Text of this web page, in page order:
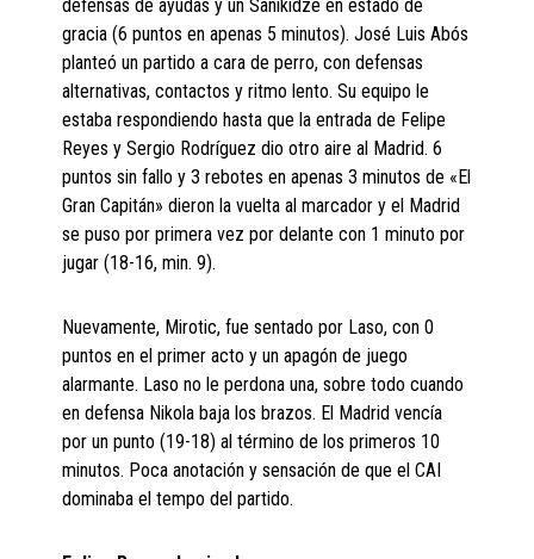
defensas de ayudas y un Sanikidze en estado de
gracia (6 puntos en apenas 5 minutos). José Luis Abós
planteó un partido a cara de perro, con defensas
alternativas, contactos y ritmo lento. Su equipo le
estaba respondiendo hasta que la entrada de Felipe
Reyes y Sergio Rodríguez dio otro aire al Madrid. 6
puntos sin fallo y 3 rebotes en apenas 3 minutos de «El
Gran Capitán» dieron la vuelta al marcador y el Madrid
se puso por primera vez por delante con 1 minuto por
jugar (18-16, min. 9).
Nuevamente, Mirotic, fue sentado por Laso, con 0
puntos en el primer acto y un apagón de juego
alarmante. Laso no le perdona una, sobre todo cuando
en defensa Nikola baja los brazos. El Madrid vencía
por un punto (19-18) al término de los primeros 10
minutos. Poca anotación y sensación de que el CAI
dominaba el tempo del partido.